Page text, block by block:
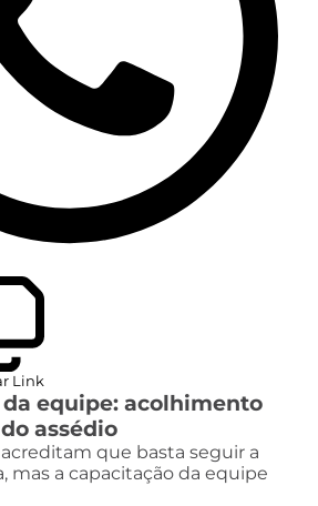
Link
equipe: acolhimento
assédio
que basta seguir a
mas a capacitação da equipe